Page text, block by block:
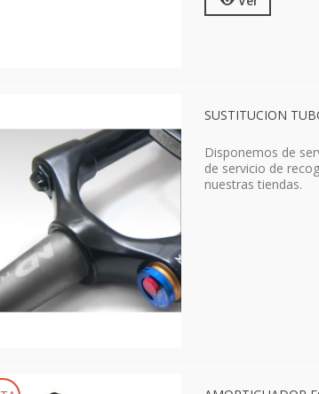
SUSTITUCION
Disponemos de
de servicio de
nuestras tiendas.